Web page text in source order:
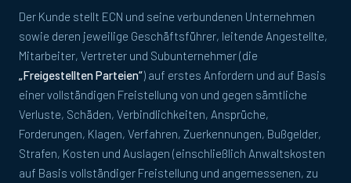
Der Kunde stellt ECN und seine verbundenen Unternehmen
sowie deren jeweilige Geschäftsführer, leitende Angestellte,
Mitarbeiter, Vertreter und Subunternehmer (die
„Freigestellten Parteien“) auf erstes Anfordern und auf Basis
einer vollständigen Freistellung von und gegen sämtliche
Verluste, Schäden, Verbindlichkeiten, Ansprüche,
Forderungen, Klagen, Verfahren, Zuerkennungen, Bußgelder,
Strafen, Kosten und Auslagen (einschließlich Anwaltskosten
auf Basis vollständiger Freistellung und angemessenen, zu